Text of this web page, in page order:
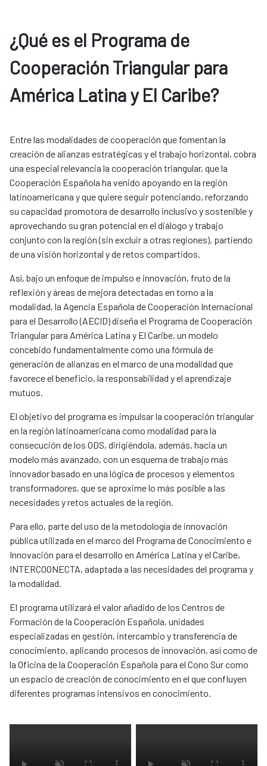
¿Qué es el Programa de
Cooperación Triangular para
América Latina y El Caribe?
Entre las modalidades de cooperación que fomentan la
creación de alianzas estratégicas y el trabajo horizontal, cobra
una especial relevancia la cooperación triangular, que la
Cooperación Española ha venido apoyando en la región
latinoamericana y que quiere seguir potenciando, reforzando
su capacidad promotora de desarrollo inclusivo y sostenible y
aprovechando su gran potencial en el diálogo y trabajo
conjunto con la región (sin excluir a otras regiones), partiendo
de una visión horizontal y de retos compartidos.
Así, bajo un enfoque de impulso e innovación, fruto de la
reflexión y áreas de mejora detectadas en torno a la
modalidad, la Agencia Española de Cooperación Internacional
para el Desarrollo (AECID) diseña el Programa de Cooperación
Triangular para América Latina y El Caribe, un modelo
concebido fundamentalmente como una fórmula de
generación de alianzas en el marco de una modalidad que
favorece el beneficio, la responsabilidad y el aprendizaje
mutuos.
El objetivo del programa es impulsar la cooperación triangular
en la región latinoamericana como modalidad para la
consecución de los ODS, dirigiéndola, además, hacia un
modelo más avanzado, con un esquema de trabajo más
innovador basado en una lógica de procesos y elementos
transformadores, que se aproxime lo más posible a las
necesidades y retos actuales de la región.
Para ello, parte del uso de la metodología de innovación
pública utilizada en el marco del Programa de Conocimiento e
Innovación para el desarrollo en América Latina y el Caribe,
INTERCOONECTA, adaptada a las necesidades del programa y
la modalidad.
El programa utilizará el valor añadido de los Centros de
Formación de la Cooperación Española, unidades
especializadas en gestión, intercambio y transferencia de
conocimiento, aplicando procesos de innovación, así como de
la Oficina de la Cooperación Española para el Cono Sur como
un espacio de creación de conocimiento en el que confluyen
diferentes programas intensivos en conocimiento.